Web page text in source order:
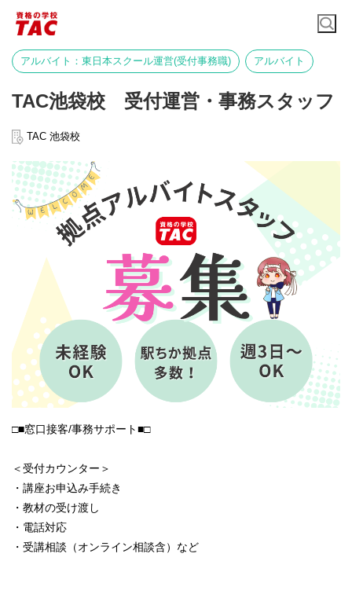
アルバイト：東日本スクール運営(受付事務職) アルバイト
TAC池袋校 受付運営・事務スタッフ
TAC 池袋校
□■窓口接客/事務サポート■□
＜受付カウンター＞
・講座お申込み手続き
・教材の受け渡し
・電話対応
・受講相談（オンライン相談含）など